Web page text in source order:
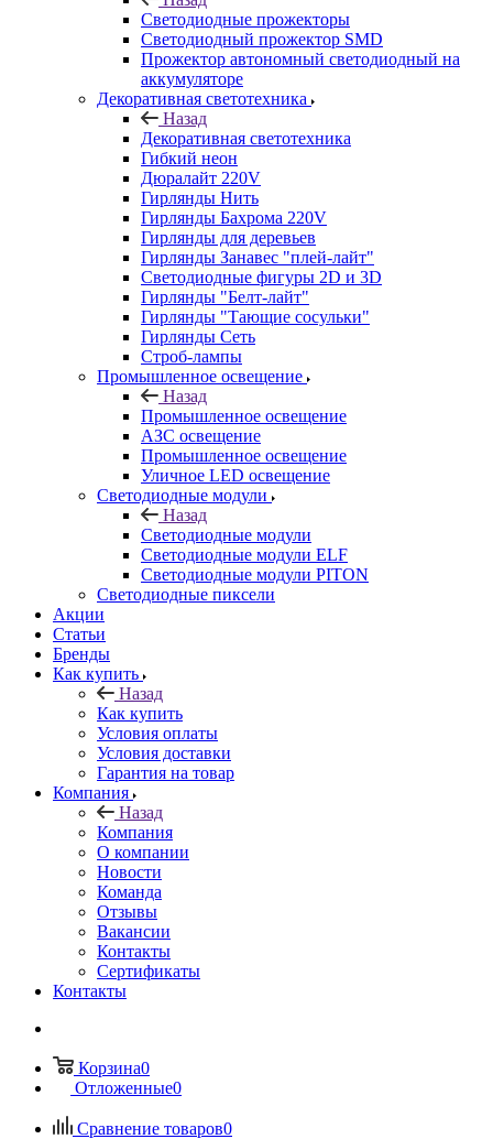
Светодиодные прожекторы
Светодиодный прожектор SMD
Прожектор автономный светодиодный на
аккумуляторе
Декоративная светотехника
Назад
Декоративная светотехника
Гибкий неон
Дюралайт 220V
Гирлянды Нить
Гирлянды Бахрома 220V
Гирлянды для деревьев
Гирлянды Занавес "плей-лайт"
Светодиодные фигуры 2D и 3D
Гирлянды "Белт-лайт"
Гирлянды "Тающие сосульки"
Гирлянды Сеть
Строб-лампы
Промышленное освещение
Назад
Промышленное освещение
АЗС освещение
Промышленное освещение
Уличное LED освещение
Светодиодные модули
Назад
Светодиодные модули
Светодиодные модули ELF
Светодиодные модули PITON
Светодиодные пиксели
Акции
Статьи
Бренды
Как купить
Назад
Как купить
Условия оплаты
Условия доставки
Гарантия на товар
Компания
Назад
Компания
О компании
Новости
Команда
Отзывы
Вакансии
Контакты
Сертификаты
Контакты
Корзина0
Отложенные0
Сравнение товаров0